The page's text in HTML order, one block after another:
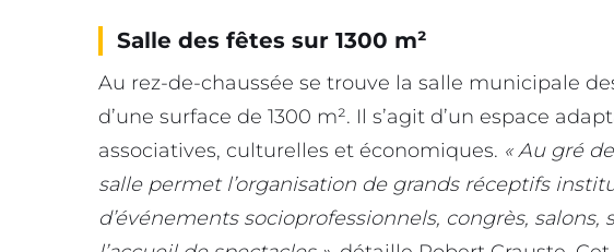
Salle des fêtes sur 1300 m²
Au rez-de-chaussée se trouve la salle municipale
d’une surface de 1300 m². Il s’agit d’un espace
associatives, culturelles et économiques. « Au gré
salle permet l’organisation de grands réceptifs
d’événements socioprofessionnels, congrès, salons,